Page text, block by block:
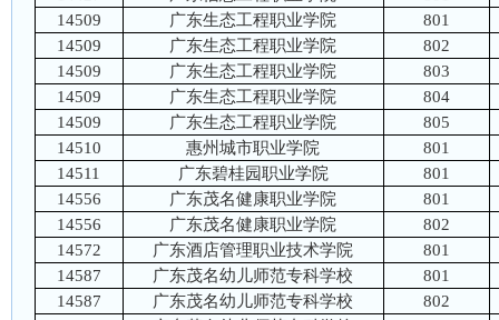
14509
广东生态工程职业学院
801
14509
广东生态工程职业学院
802
14509
广东生态工程职业学院
803
14509
广东生态工程职业学院
804
14509
广东生态工程职业学院
805
14510
惠州城市职业学院
801
14511
广东碧桂园职业学院
801
14556
广东茂名健康职业学院
801
14556
广东茂名健康职业学院
802
14572
广东酒店管理职业技术学院
801
14587
广东茂名幼儿师范专科学校
801
14587
广东茂名幼儿师范专科学校
802